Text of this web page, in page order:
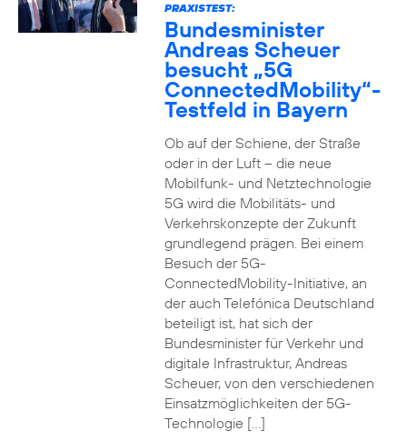
PRAXISTEST:
Bundesminister
Andreas Scheuer
besucht „5G
ConnectedMobility“-
Testfeld in Bayern
Ob auf der Schiene, der Straße
oder in der Luft – die neue
Mobilfunk- und Netztechnologie
5G wird die Mobilitäts- und
Verkehrskonzepte der Zukunft
grundlegend prägen. Bei einem
Besuch der 5G-
ConnectedMobility-Initiative, an
der auch Telefónica Deutschland
beteiligt ist, hat sich der
Bundesminister für Verkehr und
digitale Infrastruktur, Andreas
Scheuer, von den verschiedenen
Einsatzmöglichkeiten der 5G-
Technologie […]